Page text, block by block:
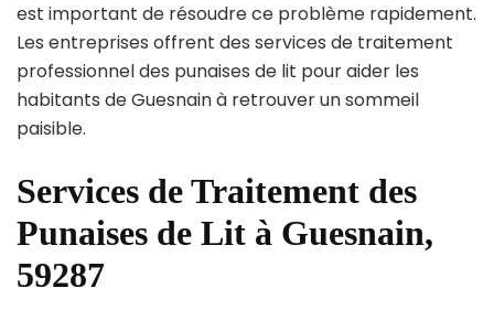
est important de résoudre ce problème rapidement.
Les entreprises offrent des services de traitement
professionnel des punaises de lit pour aider les
habitants de Guesnain à retrouver un sommeil
paisible.
Services de Traitement des
Punaises de Lit à Guesnain,
59287